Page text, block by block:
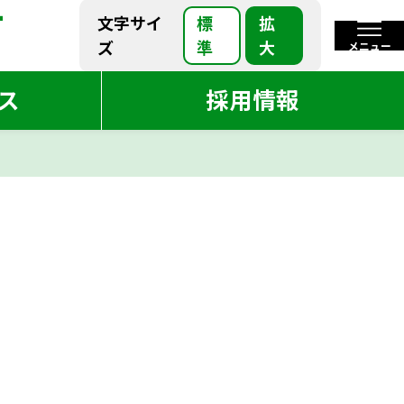
文字サイ
ズ
標
準
拡
大
閉じる
文字サイ
ズ
標
準
拡
大
メニュー
採用情報